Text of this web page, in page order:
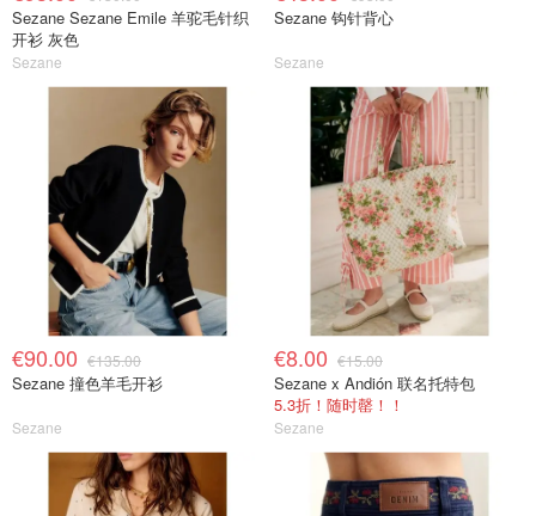
Sezane Sezane Emile 羊驼毛针织
开衫 灰色
Sezane
Sezane 钩针背心
Sezane
€90.00 €135.00
Sezane 撞色羊毛开衫
Sezane
€8.00 €15.00
Sezane x Andión 联名托特包
5.3折！随时罄！！
Sezane